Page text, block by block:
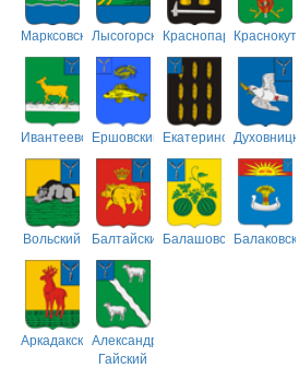
МарксовскийЛысогорскийКраснопартизанский
ИвантеевскийЕршовский Екатериновский
Вольский БалтайскийБалашовский
АркадакскийАлександрово-
Гайский